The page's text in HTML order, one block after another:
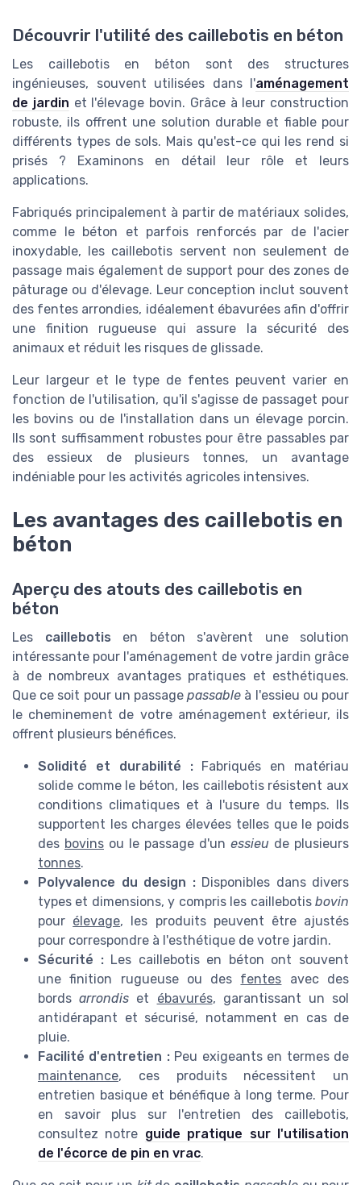
Découvrir l'utilité des caillebotis en béton
Les caillebotis en béton sont des structures
ingénieuses, souvent utilisées dans l'aménagement
de jardin et l'élevage bovin. Grâce à leur construction
robuste, ils offrent une solution durable et fiable pour
différents types de sols. Mais qu'est-ce qui les rend si
prisés ? Examinons en détail leur rôle et leurs
applications.
Fabriqués principalement à partir de matériaux solides,
comme le béton et parfois renforcés par de l'acier
inoxydable, les caillebotis servent non seulement de
passage mais également de support pour des zones de
pâturage ou d'élevage. Leur conception inclut souvent
des fentes arrondies, idéalement ébavurées afin d'offrir
une finition rugueuse qui assure la sécurité des
animaux et réduit les risques de glissade.
Leur largeur et le type de fentes peuvent varier en
fonction de l'utilisation, qu'il s'agisse de passaget pour
les bovins ou de l'installation dans un élevage porcin.
Ils sont suffisamment robustes pour être passables par
des essieux de plusieurs tonnes, un avantage
indéniable pour les activités agricoles intensives.
Les avantages des caillebotis en
béton
Aperçu des atouts des caillebotis en
béton
Les caillebotis en béton s'avèrent une solution
intéressante pour l'aménagement de votre jardin grâce
à de nombreux avantages pratiques et esthétiques.
Que ce soit pour un passagepassable à l'essieu ou pour
le cheminement de votre aménagement extérieur, ils
offrent plusieurs bénéfices.
Solidité et durabilité :Fabriqués en matériau
solide comme le béton, les caillebotis résistent aux
conditions climatiques et à l'usure du temps. Ils
supportent les charges élevées telles que le poids
des bovins ou le passage d'un essieu de plusieurs
tonnes.
Polyvalence du design :Disponibles dans divers
types et dimensions, y compris les caillebotis bovin
pour élevage, les produits peuvent être ajustés
pour correspondre à l'esthétique de votre jardin.
Sécurité :Les caillebotis en béton ont souvent
une finition rugueuse ou des fentes avec des
bordsarrondis et ébavurés, garantissant un sol
antidérapant et sécurisé, notamment en cas de
pluie.
Facilité d'entretien :Peu exigeants en termes de
maintenance, ces produits nécessitent un
entretien basique et bénéfique à long terme. Pour
en savoir plus sur l'entretien des caillebotis,
consultez notre guide pratique sur l'utilisation
de l'écorce de pin en vrac.